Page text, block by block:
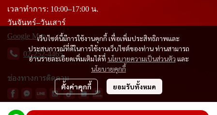
เว็บไซต์นี้มีการใช้งานคุกกี้ เพื่อเพิ่มประสิทธิภาพและ
ประสบการณ์ที่ดีในการใช้งานเว็บไซต์ของท่าน ท่านสามารถ
อ่านรายละเอียดเพิ่มเติมได้ที่ นโยบายความเป็นส่วนตัว และ
นโยบายคุกกี้
ตั้งค่าคุกกี้ ยอมรับทั้งหมด
เวลาทำการ: 10:00–17:00 น.
วันจันทร์–วันเสาร์
Google Map
02-252-4465
ช่องทางการติดตาม